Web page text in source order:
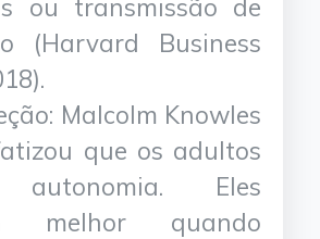
ou transmissão de
(Harvard Business
Malcolm Knowles
que os adultos
autonomia. Eles
melhor quando